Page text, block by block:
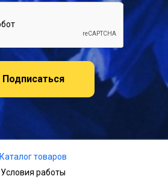
Подписаться
Каталог товаров
Условия работы